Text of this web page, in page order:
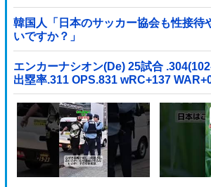
韓国人「日本のサッカー協会も性接待
いですか？」
エンカーナシオン(De) 25試合
出塁率.311 OPS.831 wRC+137